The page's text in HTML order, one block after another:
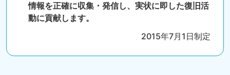
情報を正確に収集・発信し、実状に即した復旧活
動に貢献します。
2015年7月1日制定